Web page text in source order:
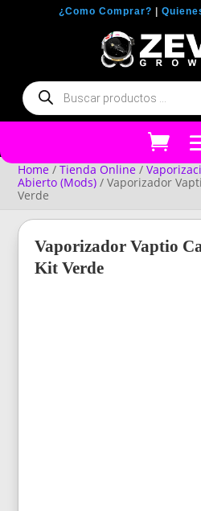
¿Como Comprar?
Búsqueda
de
productos
Home /Tienda Online /
Abierto (Mods) / Vaporizador
Verde
Vaporizador Vaptio
Kit Verde